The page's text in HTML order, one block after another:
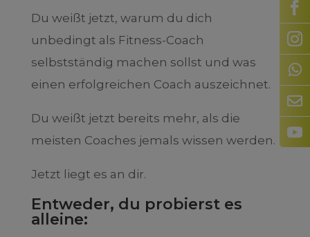
Du weißt jetzt, warum du dich
unbedingt als Fitness-Coach
selbstständig machen sollst und was
einen erfolgreichen Coach auszeichnet.
Du weißt jetzt bereits mehr, als die
meisten Coaches jemals wissen werden.
Jetzt liegt es an dir.
Entweder, du probierst es
alleine: